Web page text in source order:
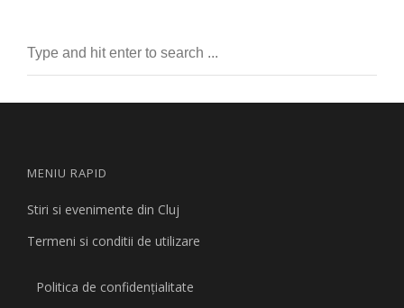
MENIU RAPID
Stiri si evenimente din Cluj
Termeni si conditii de utilizare
Politica de confidențialitate